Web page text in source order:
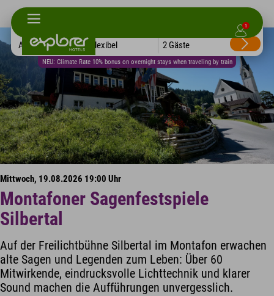
1
NEU: Climate Rate 10% bonus on overnight stays when traveling by train
Alle Hotels Flexibel 2 Gäste
Mittwoch, 19.08.2026 19:00 Uhr
Montafoner Sagenfestspiele
Silbertal
Auf der Freilichtbühne Silbertal im Montafon erwachen
alte Sagen und Legenden zum Leben: Über 60
Mitwirkende, eindrucksvolle Lichttechnik und klarer
Sound machen die Aufführungen unvergesslich.